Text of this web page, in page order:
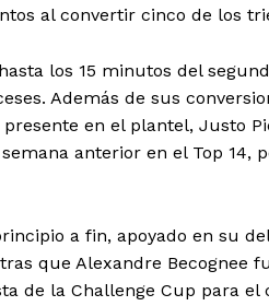
al convertir cinco de los
los 15 minutos del
Además de sus
en el plantel, Justo
anterior en el Top 14,
a fin, apoyado en su
que Alexandre Becognee
de la Challenge Cup para el